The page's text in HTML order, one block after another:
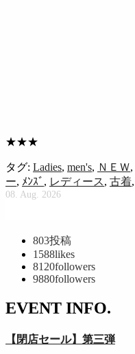
★★★
タグ: Ladies, men's, ＮＥＷ,
ー, ﾒﾝｽﾞ , レディース, 古着,
08. Aug. 2026
803投稿
1588likes
8120followers
9880followers
EVENT INFO.
【閉店セール】第三弾